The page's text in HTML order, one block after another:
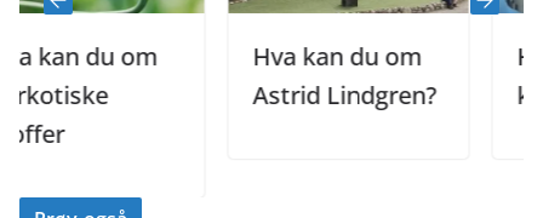
du om
Hva kan du om
Astrid Lindgren?
Hva